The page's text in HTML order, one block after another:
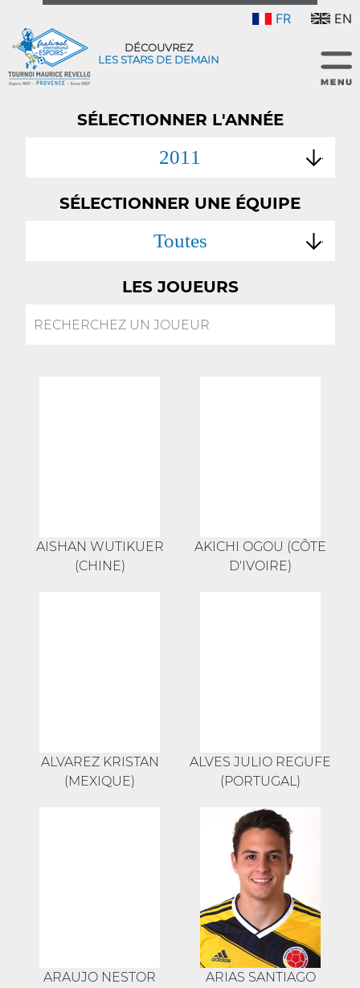
FR EN
DÉCOUVREZ
LES STARS DE DEMAIN
SÉLECTIONNER L'ANNÉE
2011
SÉLECTIONNER UNE ÉQUIPE
Toutes
LES JOUEURS
AISHAN WUTIKUER
(CHINE)
AKICHI OGOU (CÔTE
D'IVOIRE)
ALVAREZ KRISTAN
(MEXIQUE)
ALVES JULIO REGUFE
(PORTUGAL)
ARAUJO NESTOR
ARIAS SANTIAGO